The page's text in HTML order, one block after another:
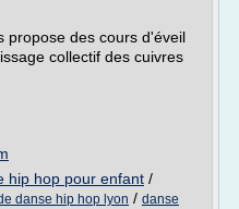
propose des cours d'éveil
collectif des cuivres
hip hop pour enfant /
danse hip hop lyon / danse